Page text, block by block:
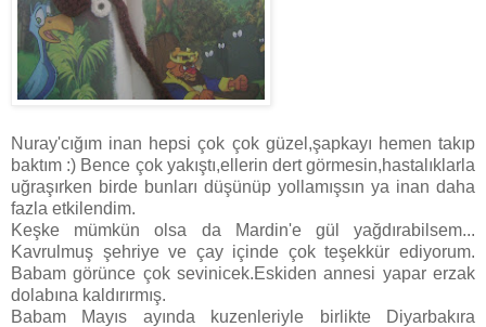
Nuray'cığım inan hepsi çok çok güzel,şapkayı hemen takıp
baktım :) Bence çok yakıştı,ellerin dert görmesin,hastalıklarla
uğraşırken birde bunları düşünüp yollamışsın ya inan daha
fazla etkilendim.
Keşke mümkün olsa da Mardin'e gül yağdırabilsem...
Kavrulmuş şehriye ve çay içinde çok teşekkür ediyorum.
Babam görünce çok sevinicek.Eskiden annesi yapar erzak
dolabına kaldırırmış.
Babam Mayıs ayında kuzenleriyle birlikte Diyarbakıra